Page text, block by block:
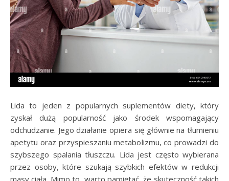
Lida to jeden z popularnych suplementów diety, który
zyskał dużą popularność jako środek wspomagający
odchudzanie. Jego działanie opiera się głównie na tłumieniu
apetytu oraz przyspieszaniu metabolizmu, co prowadzi do
szybszego spalania tłuszczu. Lida jest często wybierana
przez osoby, które szukają szybkich efektów w redukcji